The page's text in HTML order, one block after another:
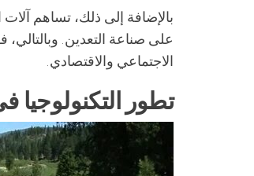
بالإضافة إلى ذلك، تساهم
على صناعة التعدين.
الاجتماعي والاقتصادي.
تطور